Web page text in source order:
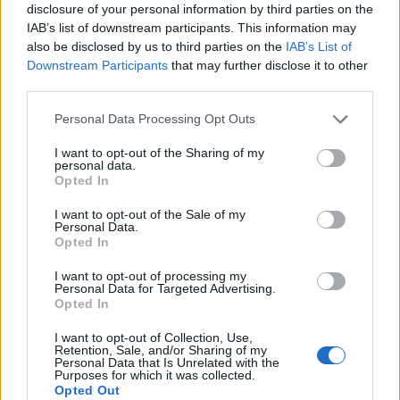
disclosure of your personal information by third parties on the
IAB’s list of downstream participants. This information may
also be disclosed by us to third parties on the IAB’s List of
Downstream Participants that may further disclose it to other
Personal Data Processing Opt Outs
I want to opt-out of the Sharing of my
personal data.
Opted In
I want to opt-out of the Sale of my
Personal Data.
Opted In
I want to opt-out of processing my
Personal Data for Targeted Advertising.
Opted In
I want to opt-out of Collection, Use,
Retention, Sale, and/or Sharing of my
Personal Data that Is Unrelated with the
Purposes for which it was collected.
Opted Out
Edellinen artikkeli
mammuttimaisen
jatkosopimuksen – arvo lähes
Seuraava artikkeli
Lauri Korpikoski ei tule
Leijonat julkisti ketjut Sveitsi-peliin –
kaukaloon
Venäläisveskari sekosi Suomen 2.